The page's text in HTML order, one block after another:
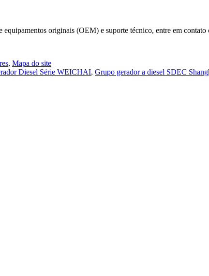
originais (OEM) e suporte técnico, entre em contato
, Mapa do site
Diesel Série WEICHAI, Grupo gerador a diesel SDEC